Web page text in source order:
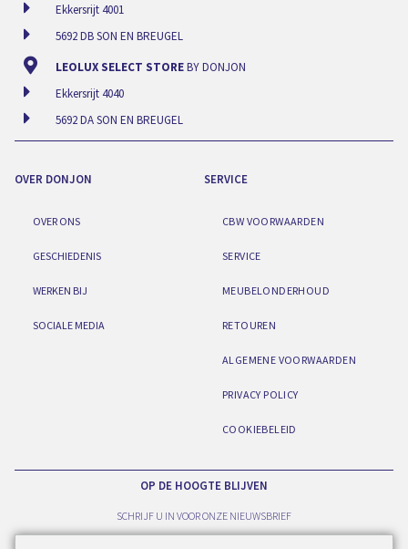
Ekkersrijt 4001
5692 DB SON EN BREUGEL
LEOLUX SELECT STOREBY DONJON
Ekkersrijt 4040
5692 DA SON EN BREUGEL
OVER DONJON
OVER ONS
GESCHIEDENIS
WERKEN BIJ
SOCIALE MEDIA
SERVICE
CBW VOORWAARDEN
SERVICE
MEUBELONDERHOUD
RETOUREN
ALGEMENE VOORWAARDEN
PRIVACY POLICY
COOKIEBELEID
OP DE HOOGTE BLIJVEN
SCHRIJF U IN VOOR ONZE NIEUWSBRIEF